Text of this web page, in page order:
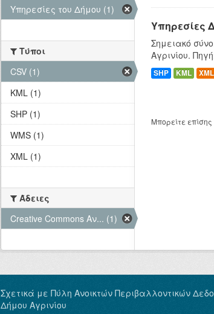
Υπηρεσίες
Σημειακό
Αγρινίου.
SHP KML XML
Μπορείτε
Υπηρεσίες του Δήμου (1)
Τύποι
CSV (1)
KML (1)
SHP (1)
WMS (1)
XML (1)
Άδειες
Creative Commons Αν... (1)
Σχετικά με Πύλη Ανοικτών Περιβαλλοντικών
Δήμου Αγρινίου